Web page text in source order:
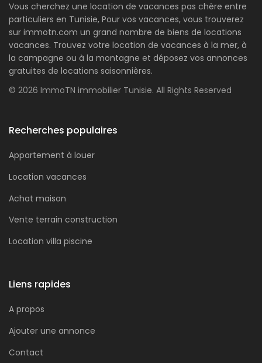
Vous cherchez une location de vacances pas chère entre
particuliers en Tunisie, Pour vos vacances, vous trouverez
sur immotn.com un grand nombre de biens de locations
vacances. Trouvez votre location de vacances à la mer, à
la campagne ou à la montagne et déposez vos annonces
gratuites de locations saisonnières.
© 2026 ImmoTN immobilier Tunisie. All Rights Reserved
Recherches populaires
Appartement à louer
Location vacances
Achat maison
Vente terrain construction
Location villa piscine
Liens rapides
A propos
Ajouter une annonce
Contact